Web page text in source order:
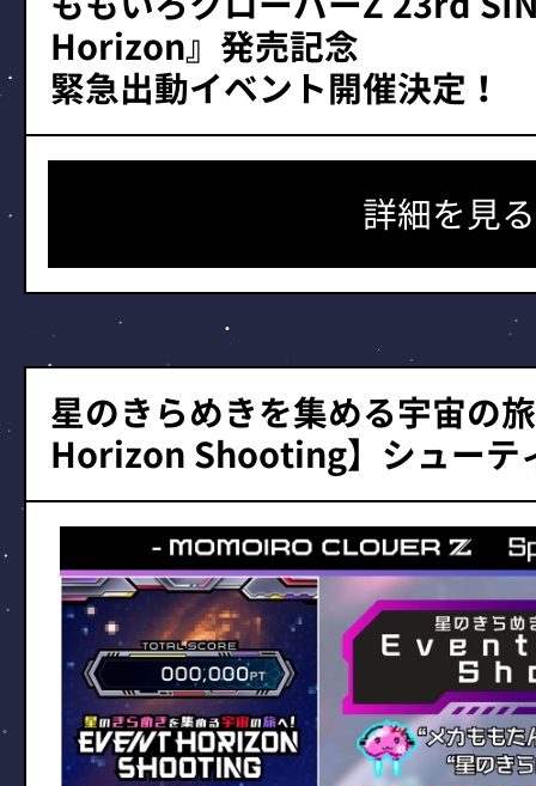
Horizon』発売記念
緊急出動イベント開催決定！
詳細を見る
星のきらめきを集める宇宙の
Horizon Shooting】シューテ